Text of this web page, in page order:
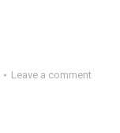
Leave a comment